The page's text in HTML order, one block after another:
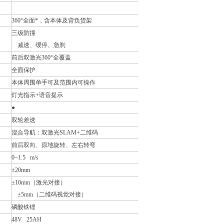
360°全面*，含本体及背负货架
三级防撞
减速、缓停、急刹
前后双激光360°全覆盖
全面保护
本体周围单手可及范围内可操作
灯光指示+语音提示
●
双轮差速
混合导航：双激光SLAM+二维码
前后双向、原地旋转、左右转弯
0~1.5 m/s
±20mm
±10mm （激光对接）
±5mm （二维码视觉对接）
磷酸铁锂
48V 25AH